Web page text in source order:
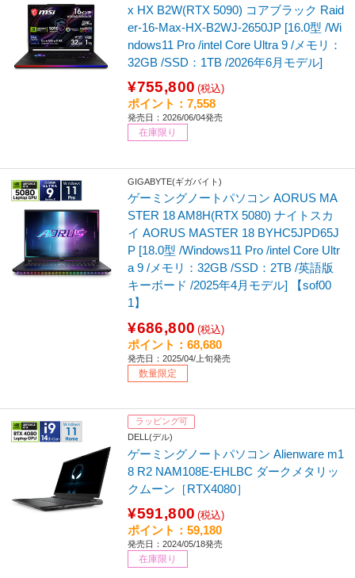
x HX B2W(RTX 5090) コアブラック Raid
er-16-Max-HX-B2WJ-2650JP [16.0型 /Wi
ndows11 Pro /intel Core Ultra 9 /メモリ：
32GB /SSD：1TB /2026年6月モデル]
¥755,800 (税込)
ポイント：7,558
発売日：2026/06/04発売
在庫限り
GIGABYTE(ギガバイト)
ゲーミングノートパソコン AORUS MA
STER 18 AM8H(RTX 5080) ナイトスカ
イ AORUS MASTER 18 BYHC5JPD65J
P [18.0型 /Windows11 Pro /intel Core Ultr
a 9 /メモリ：32GB /SSD：2TB /英語版
キーボード /2025年4月モデル] 【sof00
1】
¥686,800 (税込)
ポイント：68,680
発売日：2025/04/上旬発売
数量限定
ラッピング可
DELL(デル)
ゲーミングノートパソコン Alienware m1
8 R2 NAM108E-EHLBC ダークメタリッ
クムーン［RTX4080］
¥591,800 (税込)
ポイント：59,180
発売日：2024/05/18発売
在庫限り